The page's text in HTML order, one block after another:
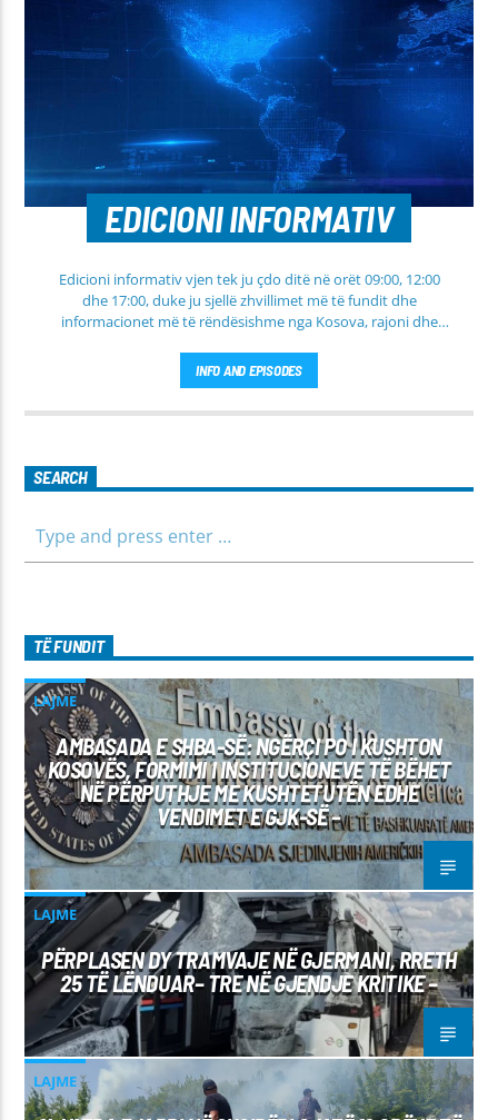
EDICIONI INFORMATIV
Edicioni informativ vjen tek ju çdo ditë në orët 09:00, 12:00
dhe 17:00, duke ju sjellë zhvillimet më të fundit dhe
informacionet më të rëndësishme nga Kosova, rajoni dhe
fusha të ndryshme, përfshirë politikën, shoqërinë dhe
ekonominë, si dhe rubrika të veçanta për sportin dhe
parashikimin e motit. Qëndroni me ne për informim të saktë,
INFO AND EPISODES
SEARCH
TË FUNDIT
LAJME
AMBASADA E SHBA-SË: NGËRÇI PO I KUSHTON
KOSOVËS, FORMIMI I INSTITUCIONEVE TË BËHET
NË PËRPUTHJE ME KUSHTETUTËN EDHE
VENDIMET E GJK-SË –
LAJME
PËRPLASEN DY TRAMVAJE NË GJERMANI, RRETH
25 TË LËNDUAR– TRE NË GJENDJE KRITIKE –
LAJME